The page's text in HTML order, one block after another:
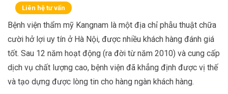
Liên hệ tư vấn
Bệnh viện thẩm mỹ Kangnam là một địa chỉ phẫu thuật chữa
cười hở lợi uy tín ở Hà Nội, được nhiều khách hàng đánh giá
tốt. Sau 12 năm hoạt động (ra đời từ năm 2010) và cung cấp
dịch vụ chất lượng cao, bệnh viện đã khẳng định được vị thế
và tạo dựng được lòng tin cho hàng ngàn khách hàng.